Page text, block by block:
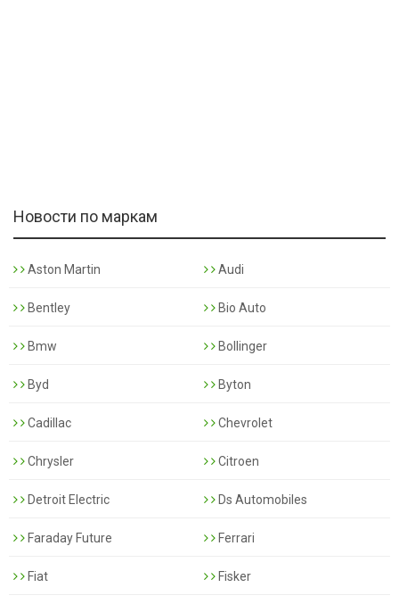
Новости по маркам
Aston Martin Audi
Bentley Bio Auto
Bmw Bollinger
Byd Byton
Cadillac Chevrolet
Chrysler Citroen
Detroit Electric Ds Automobiles
Faraday Future Ferrari
Fiat Fisker